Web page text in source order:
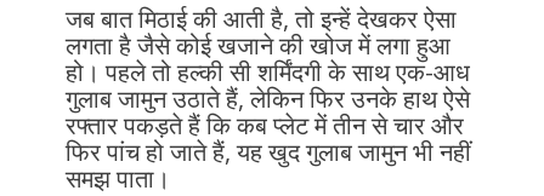
जब बात मिठाई की आती है, तो इन्हें देखकर ऐसा
लगता है जैसे कोई खजाने की खोज में लगा हुआ
हो। पहले तो हल्की सी शर्मिंदगी के साथ एक-आध
गुलाब जामुन उठाते हैं, लेकिन फिर उनके हाथ ऐसे
रफ्तार पकड़ते हैं कि कब प्लेट में तीन से चार और
फिर पांच हो जाते हैं, यह खुद गुलाब जामुन भी नहीं
समझ पाता।